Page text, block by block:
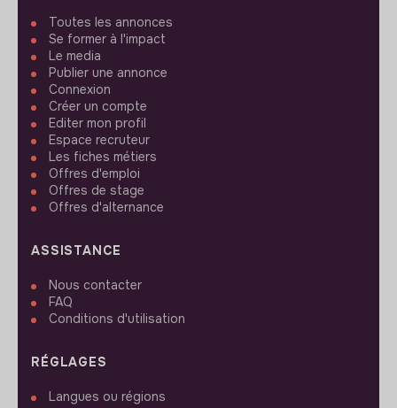
Toutes les annonces
Se former à l'impact
Le media
Publier une annonce
Connexion
Créer un compte
Editer mon profil
Espace recruteur
Les fiches métiers
Offres d'emploi
Offres de stage
Offres d'alternance
ASSISTANCE
Nous contacter
FAQ
Conditions d'utilisation
RÉGLAGES
Langues ou régions